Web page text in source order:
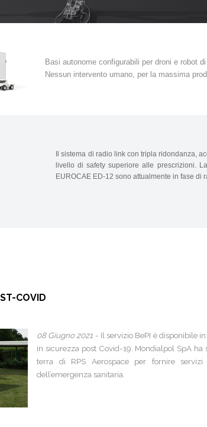
Basi autonome configurabili per droni e robot
Nessun intervento umano, per la massima
Il sistema di radio link con tripla ridondanza,
livello di safety superiore alle prescrizioni.
EUROCAE ED-12 sono attualmente in fase di
COVID
08 Giugno 2021 - Il servizio BePI è disponibile
in sicurezza post Covid-19. Mondialpol SpA ha
terra di RPS Aerospace per fornire servizi
dell’emergenza sanitaria.